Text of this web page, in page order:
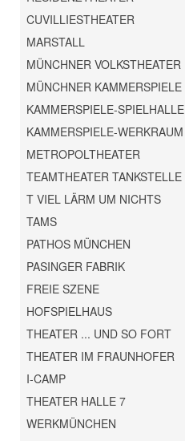
CUVILLIESTHEATER
MARSTALL
MÜNCHNER VOLKSTHEATER
MÜNCHNER KAMMERSPIELE
KAMMERSPIELE-SPIELHALLE
KAMMERSPIELE-WERKRAUM
METROPOLTHEATER
TEAMTHEATER TANKSTELLE
T VIEL LÄRM UM NICHTS
TAMS
PATHOS MÜNCHEN
PASINGER FABRIK
FREIE SZENE
HOFSPIELHAUS
THEATER ... UND SO FORT
THEATER IM FRAUNHOFER
I-CAMP
THEATER HALLE 7
WERKMÜNCHEN